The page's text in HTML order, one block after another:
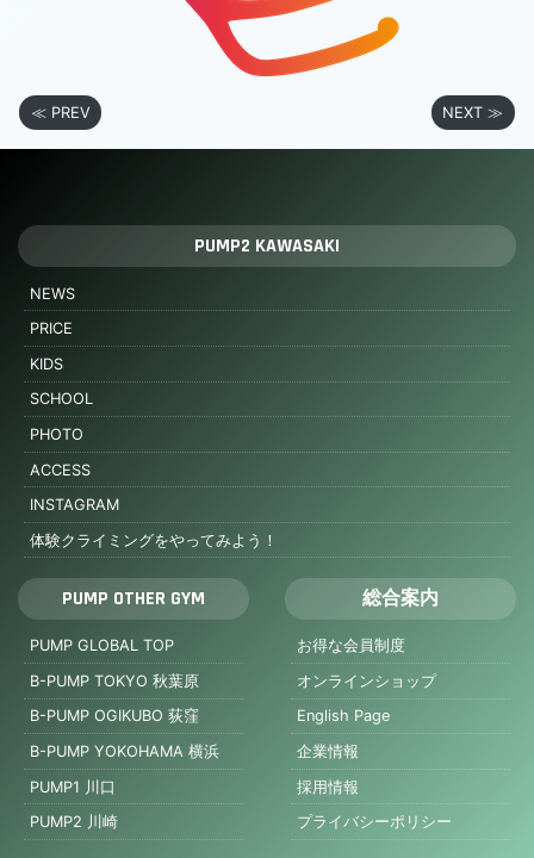
≪ PREV NEXT ≫
PUMP2 KAWASAKI
NEWS
PRICE
KIDS
SCHOOL
PHOTO
ACCESS
INSTAGRAM
体験クライミングをやってみよう！
PUMP OTHER GYM
PUMP GLOBAL TOP
B-PUMP TOKYO 秋葉原
B-PUMP OGIKUBO 荻窪
B-PUMP YOKOHAMA 横浜
PUMP1 川口
PUMP2 川崎
総合案内
お得な会員制度
オンラインショップ
English Page
企業情報
採用情報
プライバシーポリシー